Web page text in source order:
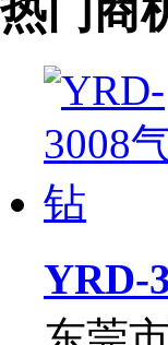
热门商
YRD-